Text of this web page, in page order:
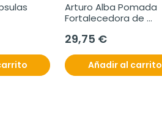
Arturo Alba Pomada
Fortalecedora de
29,75 €
Añadir al carrito